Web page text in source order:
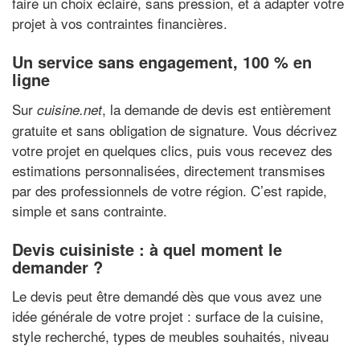
projet à vos contraintes financières.
Un service sans engagement, 100 % en
ligne
Sur cuisine.net, la demande de devis est entièrement
gratuite et sans obligation de signature. Vous décrivez
votre projet en quelques clics, puis vous recevez des
estimations personnalisées, directement transmises
par des professionnels de votre région. C’est rapide,
simple et sans contrainte.
Devis cuisiniste : à quel moment le
demander ?
Le devis peut être demandé dès que vous avez une
idée générale de votre projet : surface de la cuisine,
style recherché, types de meubles souhaités, niveau